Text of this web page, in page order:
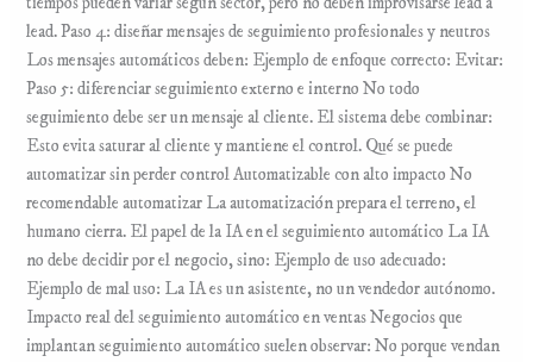
lead. Paso 4: diseñar mensajes de seguimiento profesionales y neutros
Los mensajes automáticos deben: Ejemplo de enfoque correcto: Evitar:
Paso 5: diferenciar seguimiento externo e interno No todo
seguimiento debe ser un mensaje al cliente. El sistema debe combinar:
Esto evita saturar al cliente y mantiene el control. Qué se puede
automatizar sin perder control Automatizable con alto impacto No
recomendable automatizar La automatización prepara el terreno, el
humano cierra. El papel de la IA en el seguimiento automático La IA
no debe decidir por el negocio, sino: Ejemplo de uso adecuado:
Ejemplo de mal uso: La IA es un asistente, no un vendedor autónomo.
Impacto real del seguimiento automático en ventas Negocios que
implantan seguimiento automático suelen observar: No porque vendan